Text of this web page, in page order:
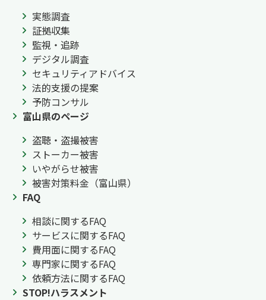
実態調査
証拠収集
監視・追跡
デジタル調査
セキュリティアドバイス
法的支援の提案
予防コンサル
富山県のページ
盗聴・盗撮被害
ストーカー被害
いやがらせ被害
被害対策料金（富山県）
FAQ
相談に関するFAQ
サービスに関するFAQ
費用面に関するFAQ
専門家に関するFAQ
依頼方法に関するFAQ
STOP!ハラスメント